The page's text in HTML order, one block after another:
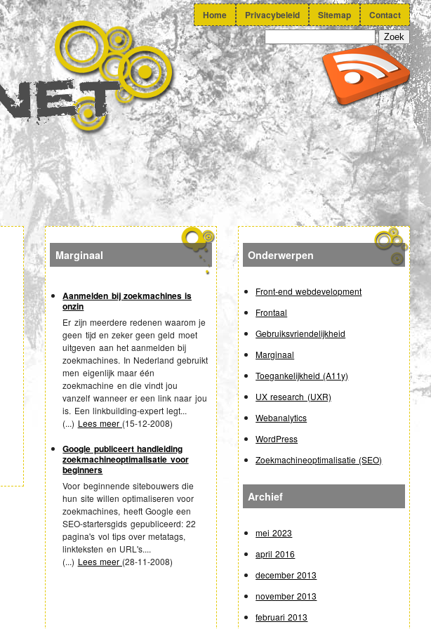
Home Privacybeleid Sitemap Contact
Zoeken
Marginaal
Aanmelden bij zoekmachines is
onzin
Er zijn meerdere redenen waarom je
geen tijd en zeker geen geld moet
uitgeven aan het aanmelden bij
zoekmachines. In Nederland gebruikt
men eigenlijk maar één
zoekmachine en die vindt jou
vanzelf wanneer er een link naar jou
is. Een linkbuilding-expert legt...
(...) Lees meer (15-12-2008)
Google publiceert handleiding
zoekmachineoptimalisatie voor
beginners
Voor beginnende sitebouwers die
hun site willen optimaliseren voor
zoekmachines, heeft Google een
SEO-startersgids gepubliceerd: 22
pagina's vol tips over metatags,
linkteksten en URL's....
(...) Lees meer (28-11-2008)
Onderwerpen
Front-end webdevelopment
Frontaal
Gebruiksvriendelijkheid
Marginaal
Toegankelijkheid (A11y)
UX research (UXR)
Webanalytics
WordPress
Zoekmachineoptimalisatie (SEO)
Archief
mei 2023
april 2016
december 2013
november 2013
februari 2013